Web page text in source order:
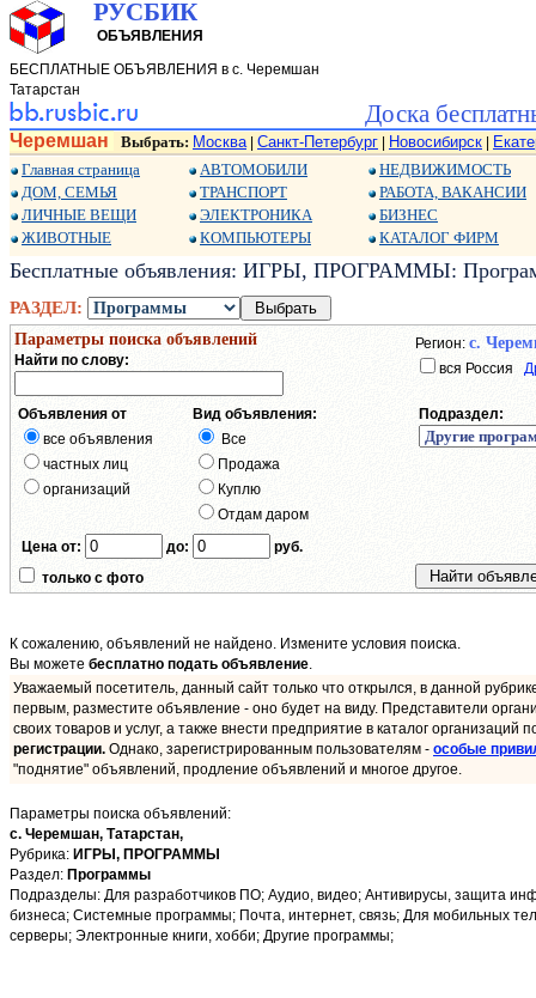
РУСБИК
ОБЪЯВЛЕНИЯ
БЕСПЛАТНЫЕ ОБЪЯВЛЕНИЯ в с. Черемшан
Татарстан
Доска
Черемшан Выбрать: Москва| Санкт-Петербург Новосибирск
Главная страница
ДОМ, СЕМЬЯ
ЛИЧНЫЕ ВЕЩИ
ЖИВОТНЫЕ
АВТОМОБИЛИ
ТРАНСПОРТ
ЭЛЕКТРОНИКА
КОМПЬЮТЕРЫ
НЕДВИЖИМОСТЬ
РАБОТА, ВАКАНСИИ
БИЗНЕС
КАТАЛОГ ФИРМ
Бесплатные объявления: ИГРЫ, ПРОГРАММЫ:
РАЗДЕЛ:
Параметры поиска объявлений
Найти по слову:
Регион: с.
вся Россия
Объявления от
все объявления
частных лиц
организаций
Вид объявления:
Все
Продажа
Куплю
Отдам даром
Подраздел:
Цена от: до:
руб.
только с фото
К сожалению, объявлений не найдено. Измените условия поиска.
Вы можете бесплатно подать объявление.
Уважаемый посетитель, данный сайт только что открылся, в данной
первым, разместите объявление - оно будет на виду. Представители
своих товаров и услуг, а также внести предприятие в каталог организаций
регистрации. Однако, зарегистрированным пользователям - особые
"поднятие" объявлений, продление объявлений и многое другое.
Параметры поиска объявлений:
с. Черемшан, Татарстан,
Рубрика: ИГРЫ, ПРОГРАММЫ
Раздел: Программы
Подразделы: Для разработчиков ПО; Аудио, видео; Антивирусы, защита
бизнеса; Системные программы; Почта, интернет, связь; Для мобильных
серверы; Электронные книги, хобби; Другие программы;